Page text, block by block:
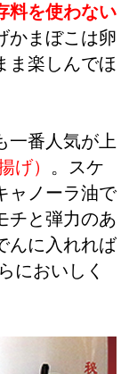
料を使わない
かまぼこは卵
ま楽しんでほ
一番人気が上
げ） 。スケ
ャノーラ油で
チと弾力のあ
んに入れれば
においしく